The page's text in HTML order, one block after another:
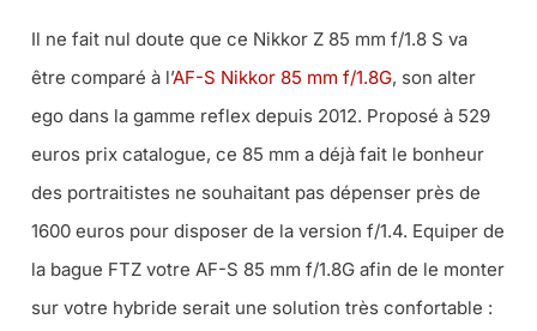
Il ne fait nul doute que ce Nikkor Z 85 mm f/1.8 S va
être comparé à l’AF-S Nikkor 85 mm f/1.8G, son alter
ego dans la gamme reflex depuis 2012. Proposé à 529
euros prix catalogue, ce 85 mm a déjà fait le bonheur
des portraitistes ne souhaitant pas dépenser près de
1600 euros pour disposer de la version f/1.4. Equiper de
la bague FTZ votre AF-S 85 mm f/1.8G afin de le monter
sur votre hybride serait une solution très confortable :